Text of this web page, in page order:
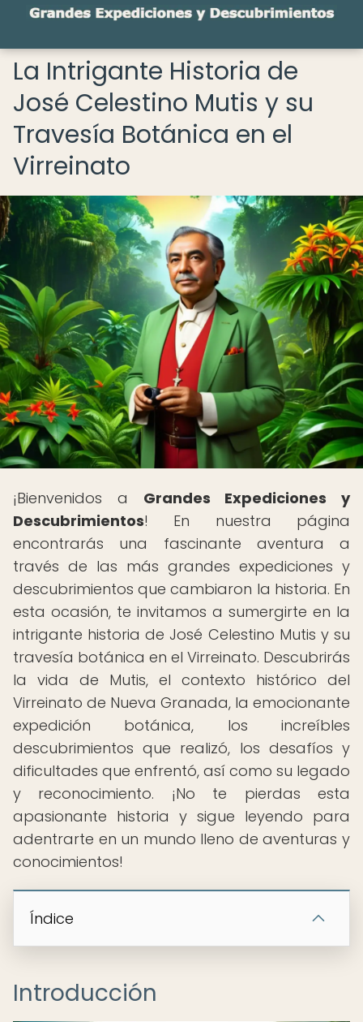
La Intrigante Historia de
José Celestino Mutis y su
Travesía Botánica en el
Virreinato
¡Bienvenidos a Grandes Expediciones y
Descubrimientos! En nuestra página
encontrarás una fascinante aventura a
través de las más grandes expediciones y
descubrimientos que cambiaron la historia. En
esta ocasión, te invitamos a sumergirte en la
intrigante historia de José Celestino Mutis y su
travesía botánica en el Virreinato. Descubrirás
la vida de Mutis, el contexto histórico del
Virreinato de Nueva Granada, la emocionante
expedición botánica, los increíbles
descubrimientos que realizó, los desafíos y
dificultades que enfrentó, así como su legado
y reconocimiento. ¡No te pierdas esta
apasionante historia y sigue leyendo para
adentrarte en un mundo lleno de aventuras y
conocimientos!
Índice
Introducción